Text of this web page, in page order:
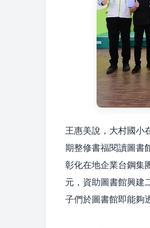
王惠美說，大村國小
期整修書福閱讀圖書
彰化在地企業台鋼集
元，資助圖書館興建
子們於圖書館即能夠